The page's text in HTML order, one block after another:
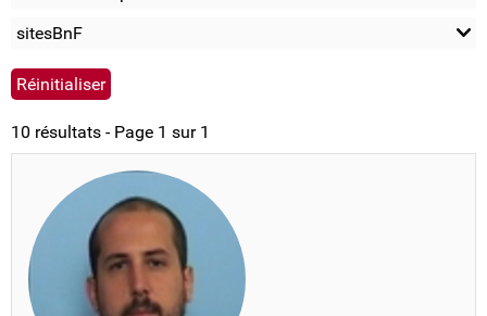
sitesBnF
10 résultats - Page 1 sur 1